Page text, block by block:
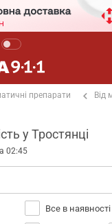
препарати Від
у Тростянці
02:45
Все в наявності